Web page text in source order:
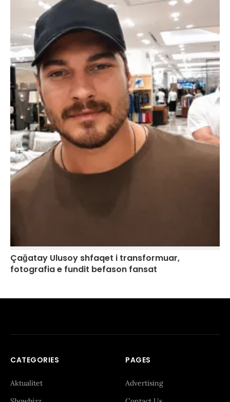
Çağatay Ulusoy shfaqet i transformuar,
fotografia e fundit befason fansat
CATEGORIES
Aktualitet
PAGES
Advertising